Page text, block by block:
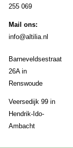
255 069
Mail ons:
info@altilia.nl
Barneveldsestraat
26A in
Renswoude
Veersedijk 99 in
Hendrik-Ido-
Ambacht